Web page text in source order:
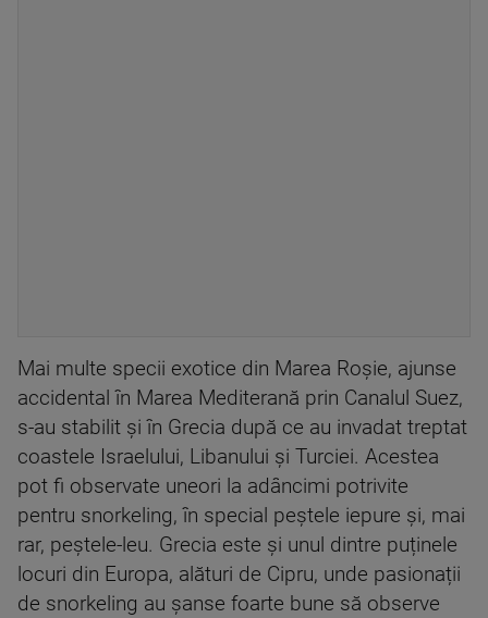
Mai multe specii exotice din Marea Roșie, ajunse
accidental în Marea Mediterană prin Canalul Suez,
s-au stabilit și în Grecia după ce au invadat treptat
coastele Israelului, Libanului și Turciei. Acestea
pot fi observate uneori la adâncimi potrivite
pentru snorkeling, în special peștele iepure și, mai
rar, peștele-leu. Grecia este și unul dintre puținele
locuri din Europa, alături de Cipru, unde pasionații
de snorkeling au șanse foarte bune să observe